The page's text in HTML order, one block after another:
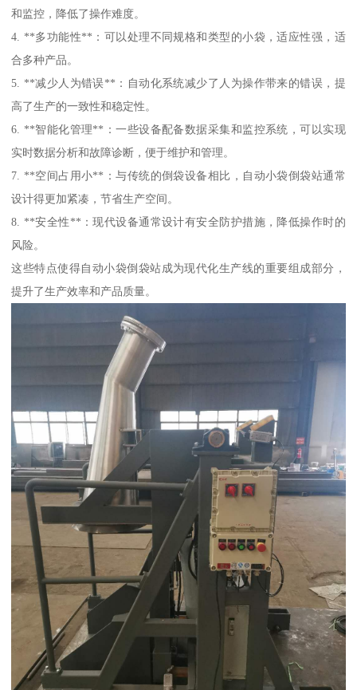
和监控，降低了操作难度。
4. **多功能性**：可以处理不同规格和类型的小袋，适应性强，适
合多种产品。
5. **减少人为错误**：自动化系统减少了人为操作带来的错误，提
高了生产的一致性和稳定性。
6. **智能化管理**：一些设备配备数据采集和监控系统，可以实现
实时数据分析和故障诊断，便于维护和管理。
7. **空间占用小**：与传统的倒袋设备相比，自动小袋倒袋站通常
设计得更加紧凑，节省生产空间。
8. **安全性**：现代设备通常设计有安全防护措施，降低操作时的
风险。
这些特点使得自动小袋倒袋站成为现代化生产线的重要组成部分，
提升了生产效率和产品质量。